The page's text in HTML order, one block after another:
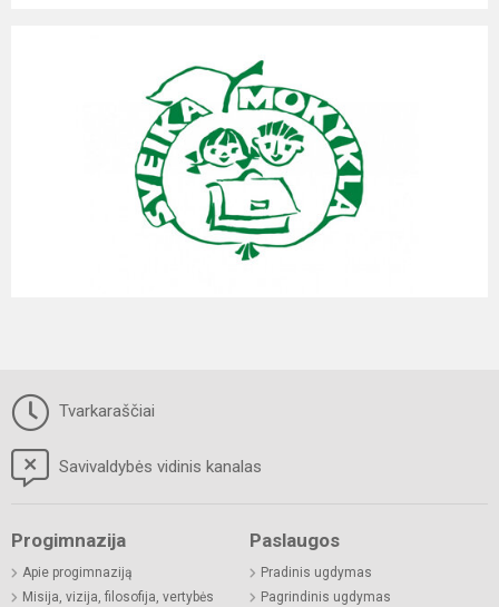
Tvarkaraščiai
Savivaldybės vidinis kanalas
Progimnazija
Apie progimnaziją
Misija, vizija, filosofija, vertybės
Paslaugos
Pradinis ugdymas
Pagrindinis ugdymas